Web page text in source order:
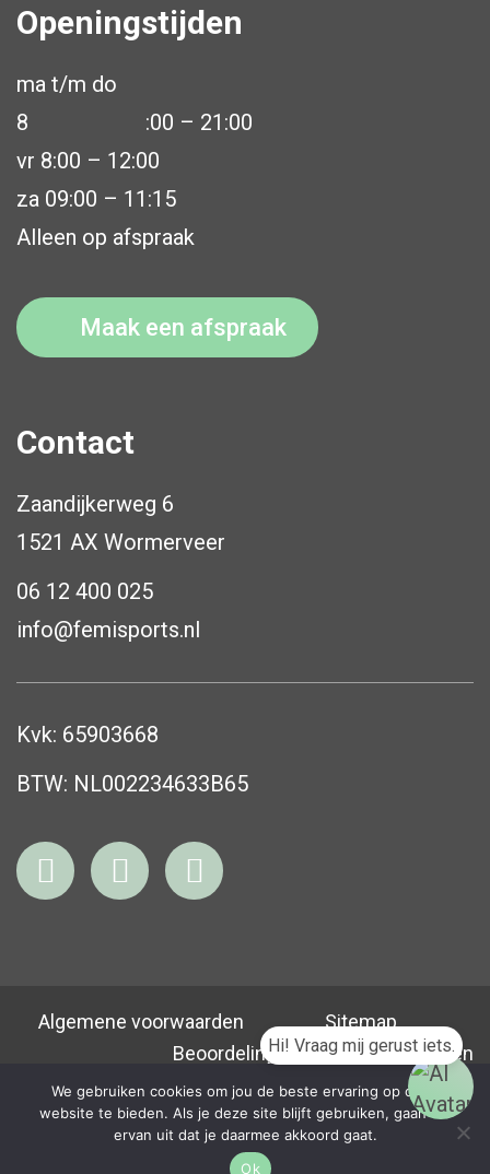
Openingstijden
ma t/m do
8
:00 – 21:00
vr 8:00 – 12:00
za 09:00 – 11:15
Alleen op afspraak
Maak een afspraak
Contact
Zaandijkerweg 6
1521 AX Wormerveer
06 12 400 025
info@femisports.nl
Kvk: 65903668
BTW: NL002234633B65
Algemene voorwaarden
Sitemap
Beoordeling 5 / 5 |4 beoordelingen
We gebruiken cookies om jou de beste ervaring op onze
website te bieden. Als je deze site blijft gebruiken, gaan we
ervan uit dat je daarmee akkoord gaat.
Ok